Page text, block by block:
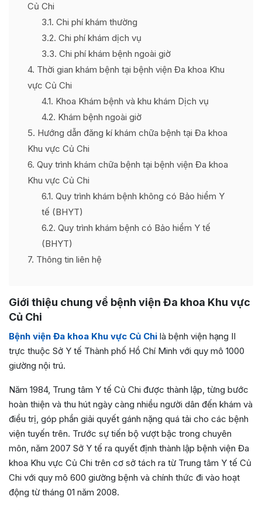
Củ Chi
3.1 Chi phí khám thường
3.2 Chi phí khám dịch vụ
3.3 Chi phí khám bệnh ngoài giờ
4 Thời gian khám bệnh tại bệnh viện Đa khoa Khu
vực Củ Chi
4.1 Khoa Khám bệnh và khu khám Dịch vụ
4.2 Khám bệnh ngoài giờ
5 Hướng dẫn đăng kí khám chữa bệnh tại Đa khoa
Khu vực Củ Chi
6 Quy trình khám chữa bệnh tại bệnh viện Đa khoa
Khu vực Củ Chi
6.1 Quy trình khám bệnh không có Bảo hiểm Y
tế (BHYT)
6.2 Quy trình khám bệnh có Bảo hiểm Y tế
(BHYT)
7 Thông tin liên hệ
Giới thiệu chung về bệnh viện Đa khoa Khu vực
Củ Chi
Bệnh viện Đa khoa Khu vực Củ Chi là bệnh viện hạng II
trực thuộc Sở Y tế Thành phố Hồ Chí Minh với quy mô 1000
giường nội trú.
Năm 1984, Trung tâm Y tế Củ Chi được thành lập, từng bước
hoàn thiện và thu hút ngày càng nhiều người dân đến khám và
điều trị, góp phần giải quyết gánh nặng quá tải cho các bệnh
viện tuyến trên. Trước sự tiến bộ vượt bậc trong chuyên
môn, năm 2007 Sở Y tế ra quyết định thành lập bệnh viện Đa
khoa Khu vực Củ Chi trên cơ sở tách ra từ Trung tâm Y tế Củ
Chi với quy mô 600 giường bệnh và chính thức đi vào hoạt
động từ tháng 01 năm 2008.